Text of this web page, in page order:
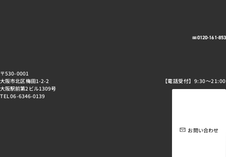
〒530-0001
大阪市北区梅田1-2-2
大阪駅前第2ビル1309号
TEL 06-6346-0139
0120-161-853
【電話受付】9:30～21:00
お問い合わせ